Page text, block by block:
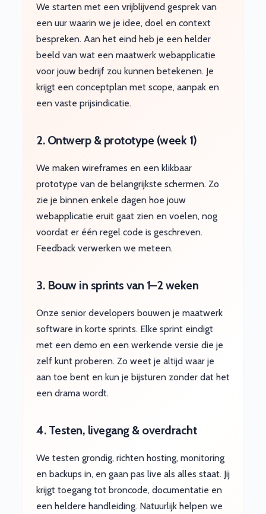
We starten met een vrijblijvend gesprek van
een uur waarin we je idee, doel en context
bespreken. Aan het eind heb je een helder
beeld van wat een maatwerk webapplicatie
voor jouw bedrijf zou kunnen betekenen. Je
krijgt een conceptplan met scope, aanpak en
een vaste prijsindicatie.
2. Ontwerp & prototype (week 1)
We maken wireframes en een klikbaar
prototype van de belangrijkste schermen. Zo
zie je binnen enkele dagen hoe jouw
webapplicatie eruit gaat zien en voelen, nog
voordat er één regel code is geschreven.
Feedback verwerken we meteen.
3. Bouw in sprints van 1–2 weken
Onze senior developers bouwen je maatwerk
software in korte sprints. Elke sprint eindigt
met een demo en een werkende versie die je
zelf kunt proberen. Zo weet je altijd waar je
aan toe bent en kun je bijsturen zonder dat het
een drama wordt.
4. Testen, livegang & overdracht
We testen grondig, richten hosting, monitoring
en backups in, en gaan pas live als alles staat. Jij
krijgt toegang tot broncode, documentatie en
een heldere handleiding. Natuurlijk helpen we